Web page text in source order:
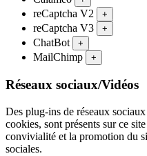
reCaptcha V2 +
reCaptcha V3 +
ChatBot +
MailChimp +
Réseaux sociaux/Vidéos
Des plug-ins de réseaux
cookies, sont présents sur ce
convivialité et la promotion du
sociales.